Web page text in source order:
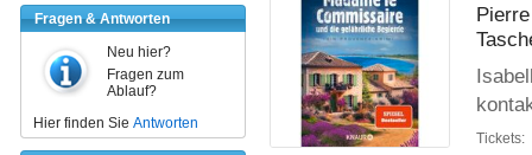
Fragen & Antworten
Neu hier?
Fragen zum
Ablauf?
Hier finden Sie Antworten
Tickets: